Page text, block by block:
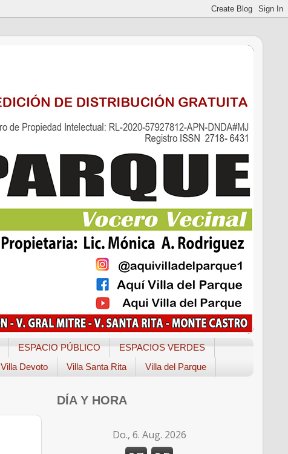
ESPACIO PÚBLICO
ESPACIOS VERDES
Villa Devoto Villa Santa Rita Villa del Parque
DÍA Y HORA